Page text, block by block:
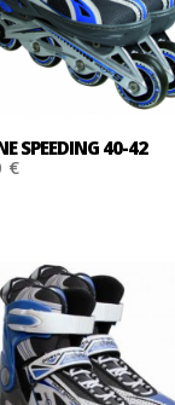
SPEEDING 40-42
€